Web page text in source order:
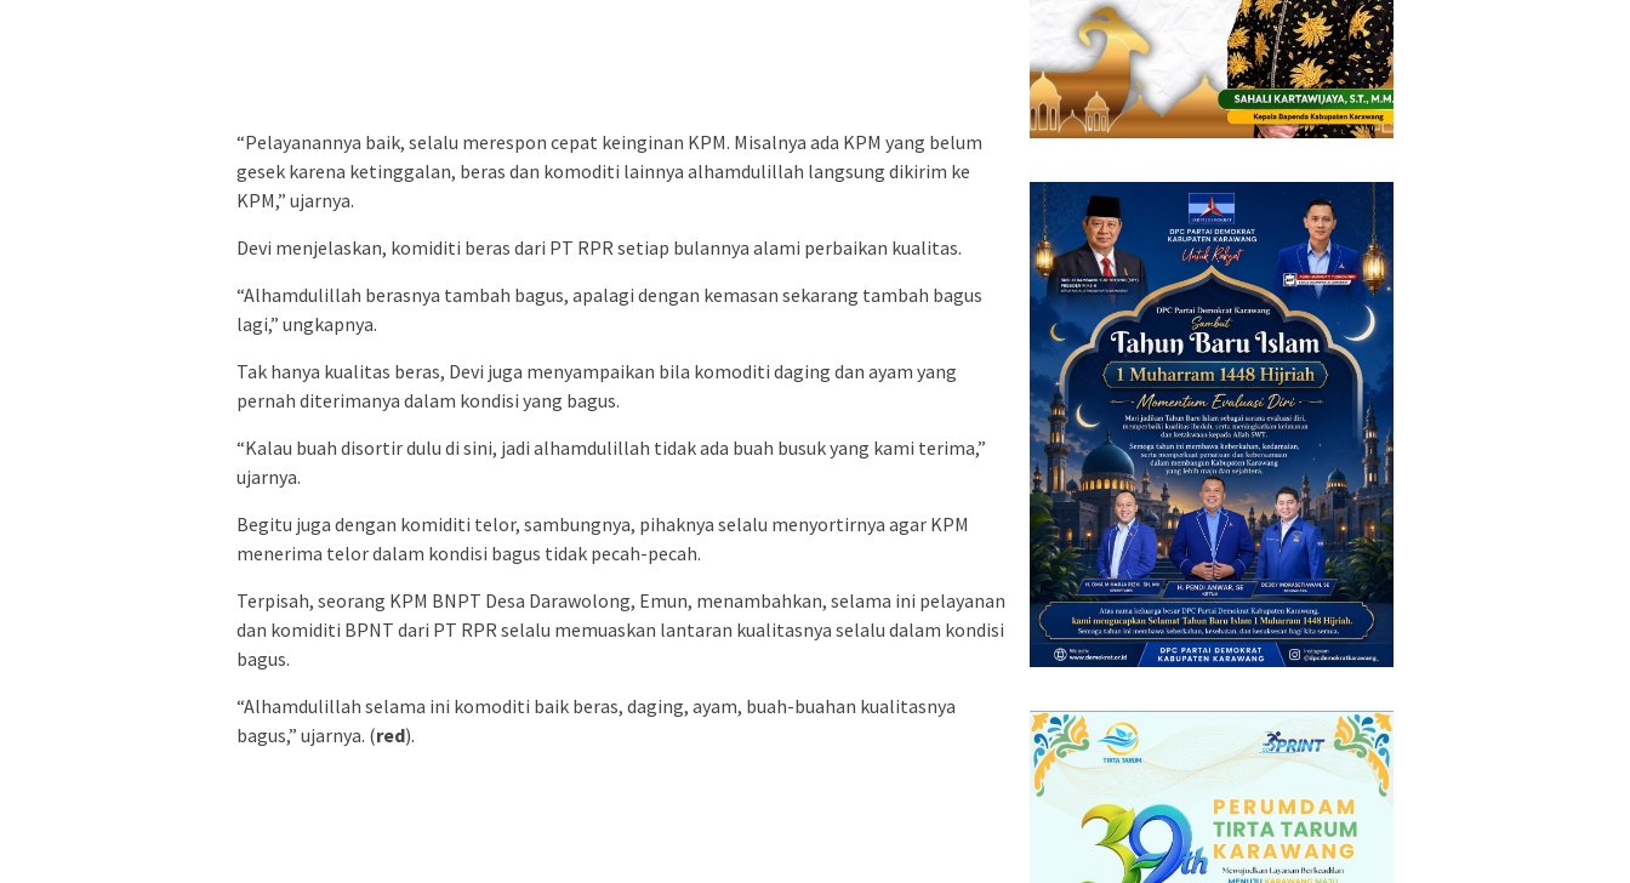
“Pelayanannya baik, selalu merespon cepat keinginan KPM. Misalnya ada KPM yang belum
gesek karena ketinggalan, beras dan komoditi lainnya alhamdulillah langsung dikirim ke
KPM,” ujarnya.
Devi menjelaskan, komiditi beras dari PT RPR setiap bulannya alami perbaikan kualitas.
“Alhamdulillah berasnya tambah bagus, apalagi dengan kemasan sekarang tambah bagus
lagi,” ungkapnya.
Tak hanya kualitas beras, Devi juga menyampaikan bila komoditi daging dan ayam yang
pernah diterimanya dalam kondisi yang bagus.
“Kalau buah disortir dulu di sini, jadi alhamdulillah tidak ada buah busuk yang kami terima,”
ujarnya.
Begitu juga dengan komiditi telor, sambungnya, pihaknya selalu menyortirnya agar KPM
menerima telor dalam kondisi bagus tidak pecah-pecah.
Terpisah, seorang KPM BNPT Desa Darawolong, Emun, menambahkan, selama ini pelayanan
dan komiditi BPNT dari PT RPR selalu memuaskan lantaran kualitasnya selalu dalam kondisi
bagus.
“Alhamdulillah selama ini komoditi baik beras, daging, ayam, buah-buahan kualitasnya
bagus,” ujarnya. (red).